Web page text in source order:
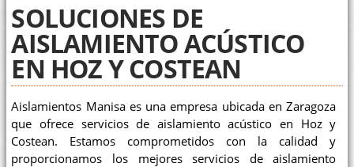
SOLUCIONES DE
AISLAMIENTO ACÚSTICO
EN HOZ Y COSTEAN
Aislamientos Manisa es una empresa ubicada en Zaragoza
que ofrece servicios de aislamiento acústico en Hoz y
Costean. Estamos comprometidos con la calidad y
proporcionamos los mejores servicios de aislamiento